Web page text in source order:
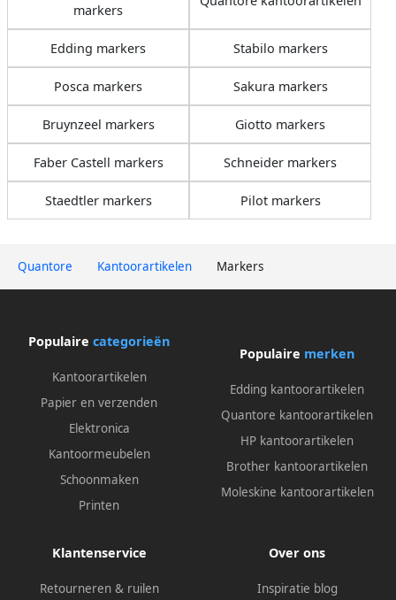
Quantore Kantoorartikelen Markers
markers
Edding markers Stabilo markers
Posca markers Sakura markers
Bruynzeel markers Giotto markers
Faber Castell markers Schneider markers
Staedtler markers Pilot markers
Populaire categorieën
Kantoorartikelen
Papier en verzenden
Elektronica
Kantoormeubelen
Schoonmaken
Printen
Populaire merken
Edding kantoorartikelen
Quantore kantoorartikelen
HP kantoorartikelen
Brother kantoorartikelen
Moleskine kantoorartikelen
Klantenservice
Retourneren & ruilen
Over ons
Inspiratie blog